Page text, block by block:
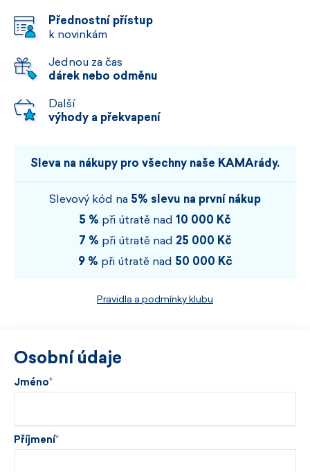
Přednostní přístup
k novinkám
Jednou za čas
dárek nebo odměnu
Další
výhody a překvapení
Sleva na nákupy pro všechny naše KAMArády.
Slevový kód na 5% slevu na první nákup
5 % při útratě nad 10 000 Kč
7 % při útratě nad 25 000 Kč
9 % při útratě nad 50 000 Kč
Pravidla a podmínky klubu
Osobní údaje
Jméno
Příjmení